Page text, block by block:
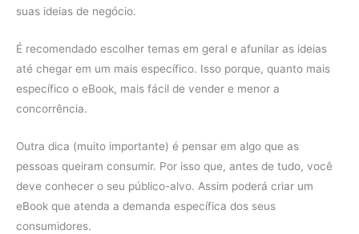
suas ideias de negócio.
É recomendado escolher temas em geral e afunilar as ideias
até chegar em um mais específico. Isso porque, quanto mais
específico o eBook, mais fácil de vender e menor a
concorrência.
Outra dica (muito importante) é pensar em algo que as
pessoas queiram consumir. Por isso que, antes de tudo, você
deve conhecer o seu público-alvo. Assim poderá criar um
eBook que atenda a demanda específica dos seus
consumidores.